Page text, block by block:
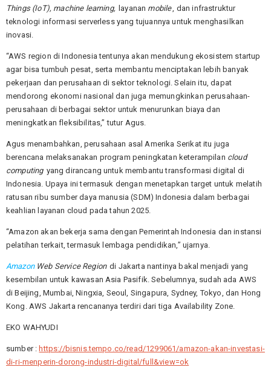
Things (IoT), machine learning,
layanan mobile, dan infrastruktur
teknologi informasi serverless yang tujuannya untuk menghasilkan
inovasi.
“AWS region di Indonesia tentunya akan mendukung ekosistem startup
agar bisa tumbuh pesat, serta membantu menciptakan lebih banyak
pekerjaan dan perusahaan di sektor teknologi. Selain itu, dapat
mendorong ekonomi nasional dan juga memungkinkan perusahaan-
perusahaan di berbagai sektor untuk menurunkan biaya dan
meningkatkan fleksibilitas,” tutur Agus.
Agus menambahkan, perusahaan asal Amerika Serikat itu juga
berencana melaksanakan program peningkatan keterampilan cloud
computing yang dirancang untuk membantu transformasi digital di
Indonesia. Upaya ini termasuk dengan menetapkan target untuk melatih
ratusan ribu sumber daya manusia (SDM) Indonesia dalam berbagai
keahlian layanan cloud pada tahun 2025.
“Amazon akan bekerja sama dengan Pemerintah Indonesia dan instansi
pelatihan terkait, termasuk lembaga pendidikan,” ujarnya.
AmazonWeb Service Region di Jakarta nantinya bakal menjadi yang
kesembilan untuk kawasan Asia Pasifik. Sebelumnya, sudah ada AWS
di Beijing, Mumbai, Ningxia, Seoul, Singapura, Sydney, Tokyo, dan Hong
Kong. AWS Jakarta rencananya terdiri dari tiga Availability Zone.
EKO WAHYUDI
sumber : https://bisnis.tempo.co/read/1299061/amazon-akan-investasi-
di-ri-menperin-dorong-industri-digital/full&view=ok